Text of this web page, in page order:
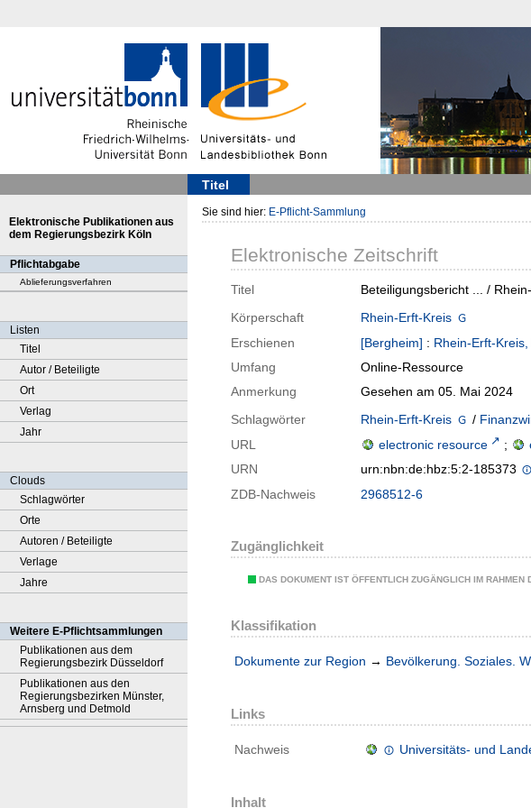
Titel
Elektronische Publikationen aus
dem Regierungsbezirk Köln
Pflichtabgabe
Ablieferungsverfahren
Listen
Titel
Autor / Beteiligte
Ort
Verlag
Jahr
Clouds
Schlagwörter
Orte
Autoren / Beteiligte
Verlage
Jahre
Weitere E-Pflichtsammlungen
Publikationen aus dem
Regierungsbezirk Düsseldorf
Publikationen aus den
Regierungsbezirken Münster,
Arnsberg und Detmold
Sie sind hier: E-Pflicht-Sammlung
Elektronische Zeitschrift
Titel
Beteiligungsbericht ... /
Körperschaft
Rhein-Erft-Kreis
Erschienen
[Bergheim] : Rhein-Erft-
Umfang
Online-Ressource
Anmerkung
Gesehen am 05. Mai 2024
Schlagwörter
Rhein-Erft-Kreis /
URL
electronic resource ;
URN
urn:nbn:de:hbz:5:2-185373
ZDB-Nachweis
2968512-6
Zugänglichkeit
DAS DOKUMENT IST ÖFFENTLICH ZUGÄNGLICH IM RAHMEN
Klassifikation
Dokumente zur Region → Bevölkerung. Soziales.
Links
Nachweis Universitäts- und
Inhalt